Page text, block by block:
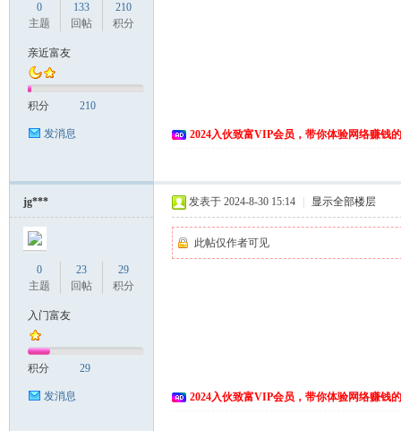
0
主题
133
回帖
210
积分
亲近富友
积分 210
发消息 2024入伙致富VIP会员，带你体验网络赚钱
jg***
0
主题
23
回帖
29
积分
入门富友
积分 29
发消息
发表于 2024-8-30 15:14 显示全部楼层
此帖仅作者可见
2024入伙致富VIP会员，带你体验网络赚钱